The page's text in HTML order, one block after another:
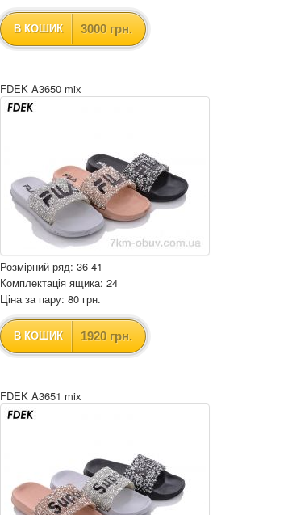
В КОШИК 3000 грн.
FDEK A3650 mix
Розмірний ряд: 36-41
Комплектація ящика: 24
Ціна за пару: 80 грн.
В КОШИК 1920 грн.
FDEK A3651 mix